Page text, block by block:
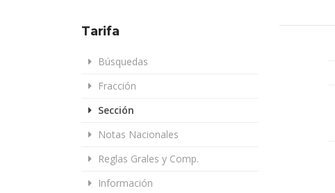
Tarifa
Búsquedas
Fracción
Sección
Notas Nacionales
Reglas Grales y Comp.
Información